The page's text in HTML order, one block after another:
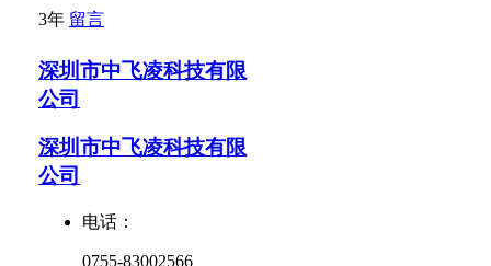
3年 留言
深圳市中飞凌科技有限
公司
深圳市中飞凌科技有限
公司
电话：
0755-83002566